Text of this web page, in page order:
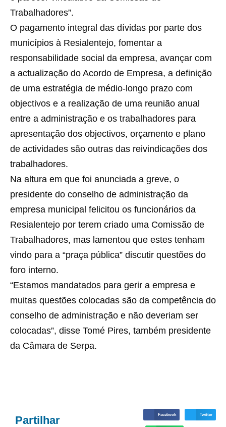
Trabalhadores”.
O pagamento integral das dívidas por parte dos
municípios à Resialentejo, fomentar a
responsabilidade social da empresa, avançar com
a actualização do Acordo de Empresa, a definição
de uma estratégia de médio-longo prazo com
objectivos e a realização de uma reunião anual
entre a administração e os trabalhadores para
apresentação dos objectivos, orçamento e plano
de actividades são outras das reivindicações dos
trabalhadores.
Na altura em que foi anunciada a greve, o
presidente do conselho de administração da
empresa municipal felicitou os funcionários da
Resialentejo por terem criado uma Comissão de
Trabalhadores, mas lamentou que estes tenham
vindo para a “praça pública” discutir questões do
foro interno.
“Estamos mandatados para gerir a empresa e
muitas questões colocadas são da competência do
conselho de administração e não deveriam ser
colocadas”, disse Tomé Pires, também presidente
da Câmara de Serpa.
Partilhar Facebook Twitter